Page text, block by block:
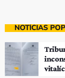
NOTÍCIAS